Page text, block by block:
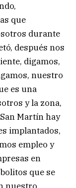
que
durante
después nos
digamos,
nuestro
es una
y la zona,
Martín hay
implantados,
empleo y
en
que se